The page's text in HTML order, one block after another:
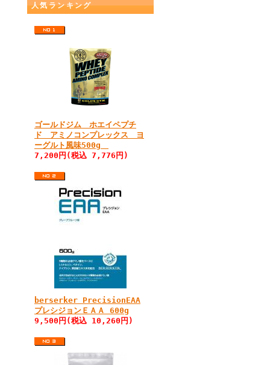
人気ランキング
ゴールドジム ホエイペプチ
ド アミノコンプレックス ヨ
ーグルト風味500g
7,200円(税込 7,776円)
berserker PrecisionEAA
プレシジョンＥＡＡ 600g
9,500円(税込 10,260円)